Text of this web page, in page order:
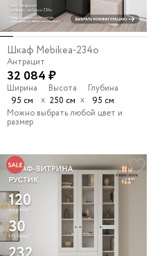
Шкаф Mebikea-234o
Антрацит
32 084 ₽
Ширина
95 см
х
Высота
250 см х
Глубина
95 см
Можно выбрать любой цвет и
размер